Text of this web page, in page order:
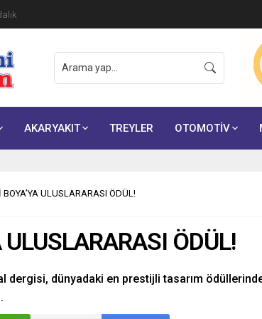
çeyrek finansal sonuçlarını açıkladı:
AKARYAKIT TREYLER OTOMOTİV
BOYA’YA ULUSLARARASI ÖDÜL!
ULUSLARARASI ÖDÜL!
dergisi, dünyadaki en prestijli tasarım